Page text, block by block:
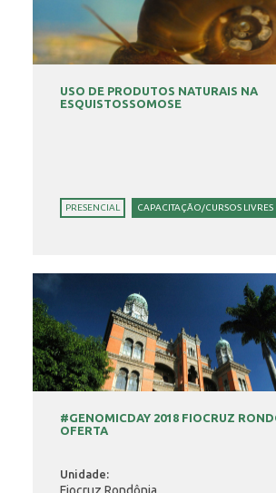
USO DE PRODUTOS NATURAIS NA
ESQUISTOSSOMOSE
PRESENCIAL CAPACITAÇÃO/CURSOS LIVRES
#GENOMICDAY 2018 FIOCRUZ
OFERTA
Unidade: